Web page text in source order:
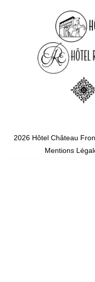
2026 Hôtel Château
Mentions